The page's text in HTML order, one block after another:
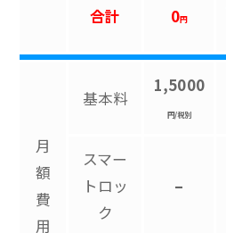
合計 0円
月
額
費
用
基本料
1,5000
円/税別
スマー
トロッ
ク
–